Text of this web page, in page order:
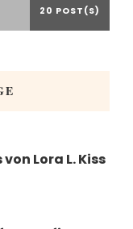
20 POST(S)
Lora L. Kiss